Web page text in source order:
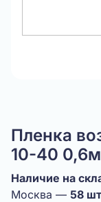
Пленка
10-40
Наличие на
Москва — 58